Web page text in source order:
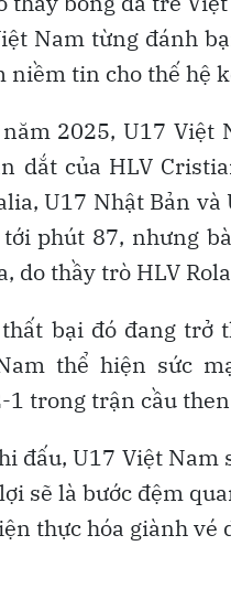
Nam từng đánh
niềm tin cho thế hệ
2025, U17 Việt
dắt của HLV
U17 Nhật Bản
phút 87, nhưng
do thầy trò HLV
bại đó đang trở
thể hiện sức
1 trong trận cầu
đấu, U17 Việt Nam
sẽ là bước đệm
thực hóa giành vé